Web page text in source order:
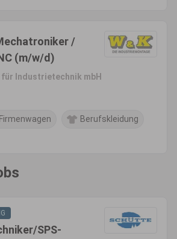
/
(m/w/d)
Industrietechnik mbH
Firmenwagen Berufskleidung
SPS-